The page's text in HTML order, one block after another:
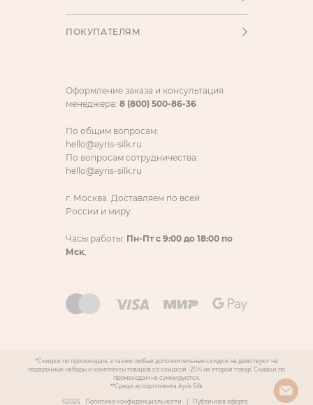
ПОКУПАТЕЛЯМ
Оформление заказа и консультация
менеджера: 8 (800) 500-86-36
По общим вопросам:
hello@ayris-silk.ru
По вопросам сотрудничества:
hello@ayris-silk.ru
г. Москва. Доставляем по всей
России и миру.
Часы работы: Пн-Пт с 9:00 до 18:00 по
Мск,
*Скидки по промокодам, а также любые дополнительные скидки не действуют на
подарочные наборы и комплекты товаров со скидкой -25% на второй товар. Скидки по
промокодам не суммируются.
**Среди ассортимента Ayris Silk
©2025 Политика конфиденциальности Публичная оферта